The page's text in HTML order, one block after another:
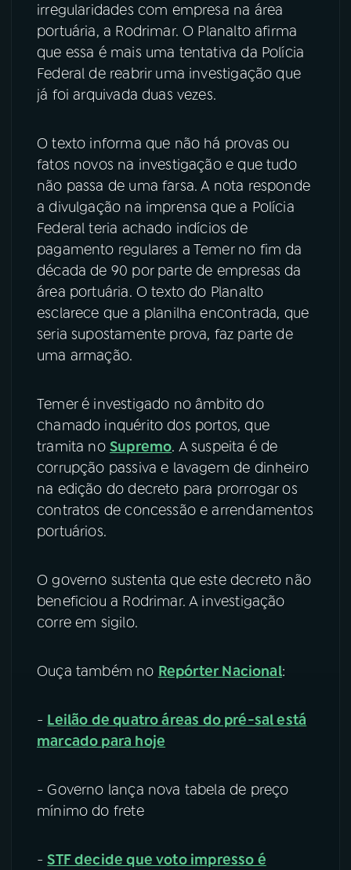
ACOMPANHE A RÁDIO NACIONAL
YouTube Facebook
TikTok
irregularidades com empresa na área
portuária, a Rodrimar. O Planalto afirma
que essa é mais uma tentativa da Polícia
Federal de reabrir uma investigação que
já foi arquivada duas vezes.
O texto informa que não há provas ou
fatos novos na investigação e que tudo
não passa de uma farsa. A nota responde
a divulgação na imprensa que a Polícia
Federal teria achado indícios de
pagamento regulares a Temer no fim da
década de 90 por parte de empresas da
área portuária. O texto do Planalto
esclarece que a planilha encontrada, que
seria supostamente prova, faz parte de
uma armação.
Temer é investigado no âmbito do
chamado inquérito dos portos, que
tramita no Supremo. A suspeita é de
corrupção passiva e lavagem de dinheiro
na edição do decreto para prorrogar os
contratos de concessão e arrendamentos
portuários.
O governo sustenta que este decreto não
beneficiou a Rodrimar. A investigação
corre em sigilo.
Ouça também no Repórter Nacional:
- Leilão de quatro áreas do pré-sal está
marcado para hoje
- Governo lança nova tabela de preço
mínimo do frete
-STF decide que voto impresso é